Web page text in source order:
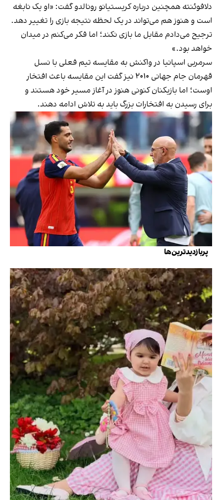
دلافوئنته همچنین درباره کریستیانو رونالدو گفت: «او یک نابغه
است و هنوز هم می‌تواند در یک لحظه نتیجه بازی را تغییر دهد.
ترجیح می‌دادم مقابل ما بازی نکند؛ اما فکر می‌کنم در میدان
خواهد بود.»
سرمربی اسپانیا در واکنش به مقایسه تیم فعلی با نسل
قهرمان جام جهانی ۲۰۱۰ نیز گفت این مقایسه باعث افتخار
اوست؛ اما بازیکنان کنونی هنوز در آغاز مسیر خود هستند و
برای رسیدن به افتخارات بزرگ باید به تلاش ادامه دهند.
پربازدیدترین‌ها